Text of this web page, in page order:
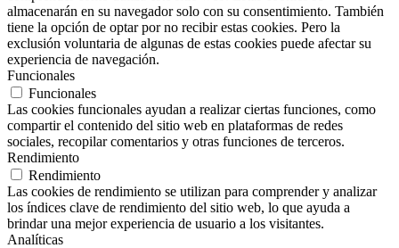
almacenarán en su navegador solo con su consentimiento. También
tiene la opción de optar por no recibir estas cookies. Pero la
exclusión voluntaria de algunas de estas cookies puede afectar su
experiencia de navegación.
Funcionales
Funcionales
Las cookies funcionales ayudan a realizar ciertas funciones, como
compartir el contenido del sitio web en plataformas de redes
sociales, recopilar comentarios y otras funciones de terceros.
Rendimiento
Rendimiento
Las cookies de rendimiento se utilizan para comprender y analizar
los índices clave de rendimiento del sitio web, lo que ayuda a
brindar una mejor experiencia de usuario a los visitantes.
Analíticas